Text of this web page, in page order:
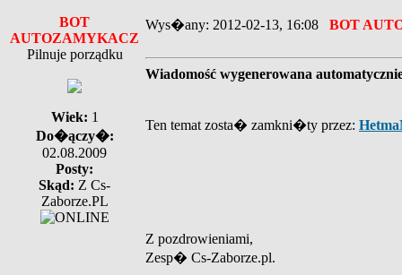
BOT
AUTOZAMYKACZ
Pilnuje porządku
Wiek: 1
Do�ączy�:
02.08.2009
Posty:
Skąd: Z Cs-
Zaborze.PL
Wys�any: 2012-02-13, 16:08 BOT
Wiadomość wygenerowana
Ten temat zosta� zamkni�ty przez:
Z pozdrowieniami,
Zesp� Cs-Zaborze.pl.